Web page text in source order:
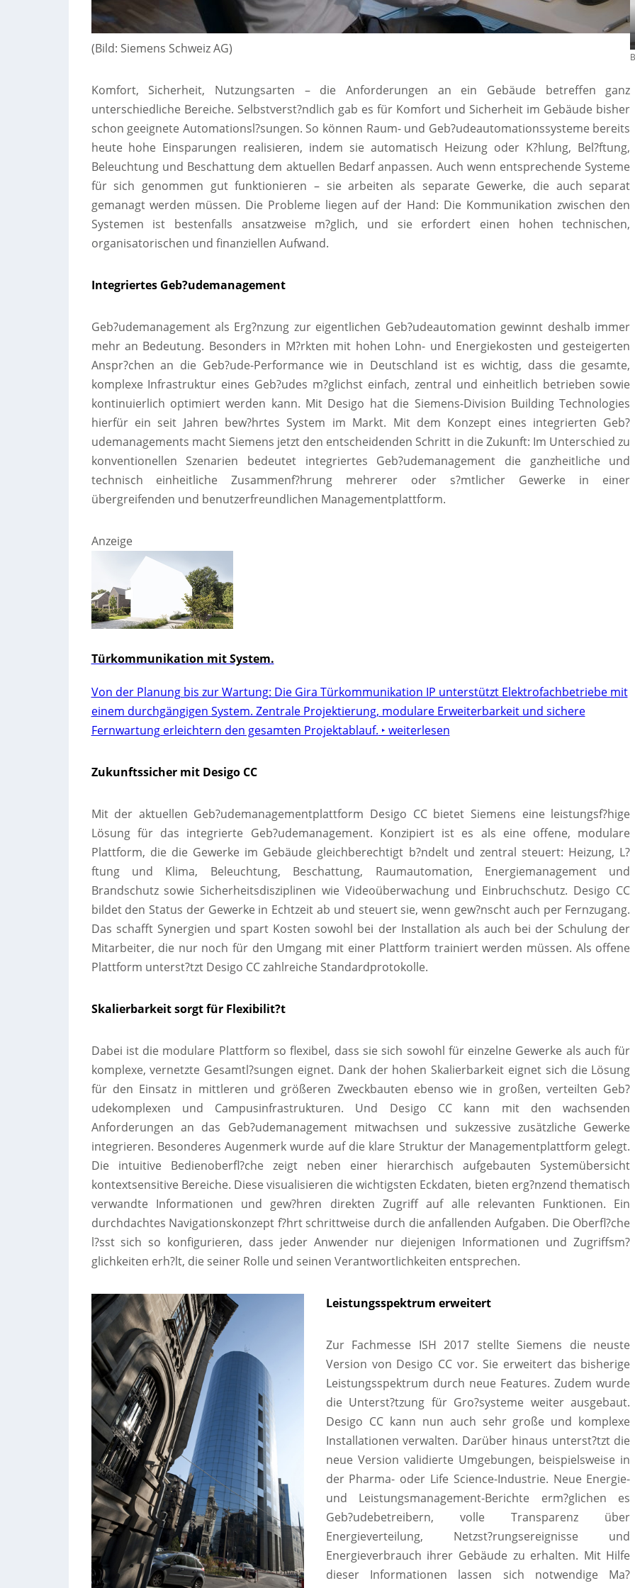
(Bild: Siemens Schweiz AG)
Komfort, Sicherheit, Nutzungsarten – die Anforderungen an ein Gebäude betreffen ganz
unterschiedliche Bereiche. Selbstverst?ndlich gab es für Komfort und Sicherheit im Gebäude bisher
schon geeignete Automationsl?sungen. So können Raum- und Geb?udeautomationssysteme bereits
heute hohe Einsparungen realisieren, indem sie automatisch Heizung oder K?hlung, Bel?ftung,
Beleuchtung und Beschattung dem aktuellen Bedarf anpassen. Auch wenn entsprechende Systeme
für sich genommen gut funktionieren – sie arbeiten als separate Gewerke, die auch separat
gemanagt werden müssen. Die Probleme liegen auf der Hand: Die Kommunikation zwischen den
Systemen ist bestenfalls ansatzweise m?glich, und sie erfordert einen hohen technischen,
organisatorischen und finanziellen Aufwand.
Integriertes Geb?udemanagement
Geb?udemanagement als Erg?nzung zur eigentlichen Geb?udeautomation gewinnt deshalb immer
mehr an Bedeutung. Besonders in M?rkten mit hohen Lohn- und Energiekosten und gesteigerten
Anspr?chen an die Geb?ude-Performance wie in Deutschland ist es wichtig, dass die gesamte,
komplexe Infrastruktur eines Geb?udes m?glichst einfach, zentral und einheitlich betrieben sowie
kontinuierlich optimiert werden kann. Mit Desigo hat die Siemens-Division Building Technologies
hierfür ein seit Jahren bew?hrtes System im Markt. Mit dem Konzept eines integrierten Geb?
udemanagements macht Siemens jetzt den entscheidenden Schritt in die Zukunft: Im Unterschied zu
konventionellen Szenarien bedeutet integriertes Geb?udemanagement die ganzheitliche und
technisch einheitliche Zusammenf?hrung mehrerer oder s?mtlicher Gewerke in einer
übergreifenden und benutzerfreundlichen Managementplattform.
Anzeige
Türkommunikation mit System.
Von der Planung bis zur Wartung: Die Gira Türkommunikation IP unterstützt Elektrofachbetriebe mit
einem durchgängigen System. Zentrale Projektierung, modulare Erweiterbarkeit und sichere
Fernwartung erleichtern den gesamten Projektablauf. ‣ weiterlesen
Zukunftssicher mit Desigo CC
Mit der aktuellen Geb?udemanagementplattform Desigo CC bietet Siemens eine leistungsf?hige
Lösung für das integrierte Geb?udemanagement. Konzipiert ist es als eine offene, modulare
Plattform, die die Gewerke im Gebäude gleichberechtigt b?ndelt und zentral steuert: Heizung, L?
ftung und Klima, Beleuchtung, Beschattung, Raumautomation, Energiemanagement und
Brandschutz sowie Sicherheitsdisziplinen wie Videoüberwachung und Einbruchschutz. Desigo CC
bildet den Status der Gewerke in Echtzeit ab und steuert sie, wenn gew?nscht auch per Fernzugang.
Das schafft Synergien und spart Kosten sowohl bei der Installation als auch bei der Schulung der
Mitarbeiter, die nur noch für den Umgang mit einer Plattform trainiert werden müssen. Als offene
Plattform unterst?tzt Desigo CC zahlreiche Standardprotokolle.
Skalierbarkeit sorgt für Flexibilit?t
Dabei ist die modulare Plattform so flexibel, dass sie sich sowohl für einzelne Gewerke als auch für
komplexe, vernetzte Gesamtl?sungen eignet. Dank der hohen Skalierbarkeit eignet sich die Lösung
für den Einsatz in mittleren und größeren Zweckbauten ebenso wie in großen, verteilten Geb?
udekomplexen und Campusinfrastrukturen. Und Desigo CC kann mit den wachsenden
Anforderungen an das Geb?udemanagement mitwachsen und sukzessive zusätzliche Gewerke
integrieren. Besonderes Augenmerk wurde auf die klare Struktur der Managementplattform gelegt.
Die intuitive Bedienoberfl?che zeigt neben einer hierarchisch aufgebauten Systemübersicht
kontextsensitive Bereiche. Diese visualisieren die wichtigsten Eckdaten, bieten erg?nzend thematisch
verwandte Informationen und gew?hren direkten Zugriff auf alle relevanten Funktionen. Ein
durchdachtes Navigationskonzept f?hrt schrittweise durch die anfallenden Aufgaben. Die Oberfl?che
l?sst sich so konfigurieren, dass jeder Anwender nur diejenigen Informationen und Zugriffsm?
glichkeiten erh?lt, die seiner Rolle und seinen Verantwortlichkeiten entsprechen.
Leistungsspektrum erweitert
Zur Fachmesse ISH 2017 stellte Siemens die neuste
Version von Desigo CC vor. Sie erweitert das bisherige
Leistungsspektrum durch neue Features. Zudem wurde
die Unterst?tzung für Gro?systeme weiter ausgebaut.
Desigo CC kann nun auch sehr große und komplexe
Installationen verwalten. Darüber hinaus unterst?tzt die
neue Version validierte Umgebungen, beispielsweise in
der Pharma- oder Life Science-Industrie. Neue Energie-
und Leistungsmanagement-Berichte erm?glichen es
Geb?udebetreibern, volle Transparenz über
Energieverteilung, Netzst?rungsereignisse und
Energieverbrauch ihrer Gebäude zu erhalten. Mit Hilfe
dieser Informationen lassen sich notwendige Ma?